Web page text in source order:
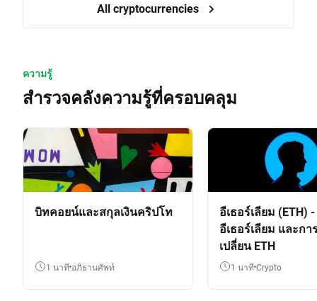
All cryptocurrencies
ความรู้
สำรวจคลังความรู้ที่ครอบคลุม
บิทคอยน์และสกุลเงินคริปโท
1 นาที อภิธานศัพท์
อีเธอร์เลียม (ETH)
อีเธอร์เลียม และกา
เปลี่ยน ETH
1 นาที crypto